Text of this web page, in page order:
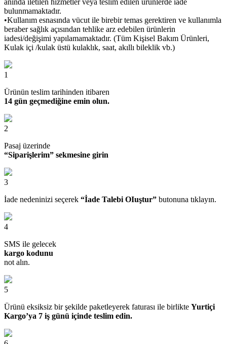
anında iletilen hizmetler veya teslim edilen ürünlerde iade
bulunmamaktadır.
•Kullanım esnasında vücut ile birebir temas gerektiren ve kullanımla
beraber sağlık açısından tehlike arz edebilen ürünlerin
iadesi/değişimi yapılamamaktadır. (Tüm Kişisel Bakım Ürünleri,
Kulak içi /kulak üstü kulaklık, saat, akıllı bileklik vb.)
1
Ürünün teslim tarihinden itibaren
14 gün geçmediğine emin olun.
2
Pasaj üzerinde
“Siparişlerim” sekmesine girin
3
İade nedeninizi seçerek “İade Talebi OIuştur” butonuna tıklayın.
4
SMS ile gelecek
kargo kodunu
not alın.
5
Ürünü eksiksiz bir şekilde paketleyerek faturası ile birlikte Yurtiçi
Kargo’ya 7 iş günü içinde teslim edin.